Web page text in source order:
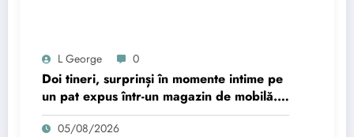
L George 0
Doi tineri, surprinși în momente intime pe
un pat expus într-un magazin de mobilă.
Incidentul, filmat de martori – VIDEO
05/08/2026